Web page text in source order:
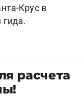
Крус в
гида.
расчета